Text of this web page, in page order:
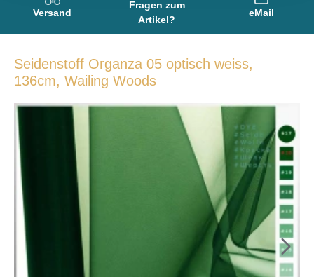
Versand
Fragen zum
Artikel?
eMail
Seidenstoff Organza 05 optisch weiss,
136cm, Wailing Woods